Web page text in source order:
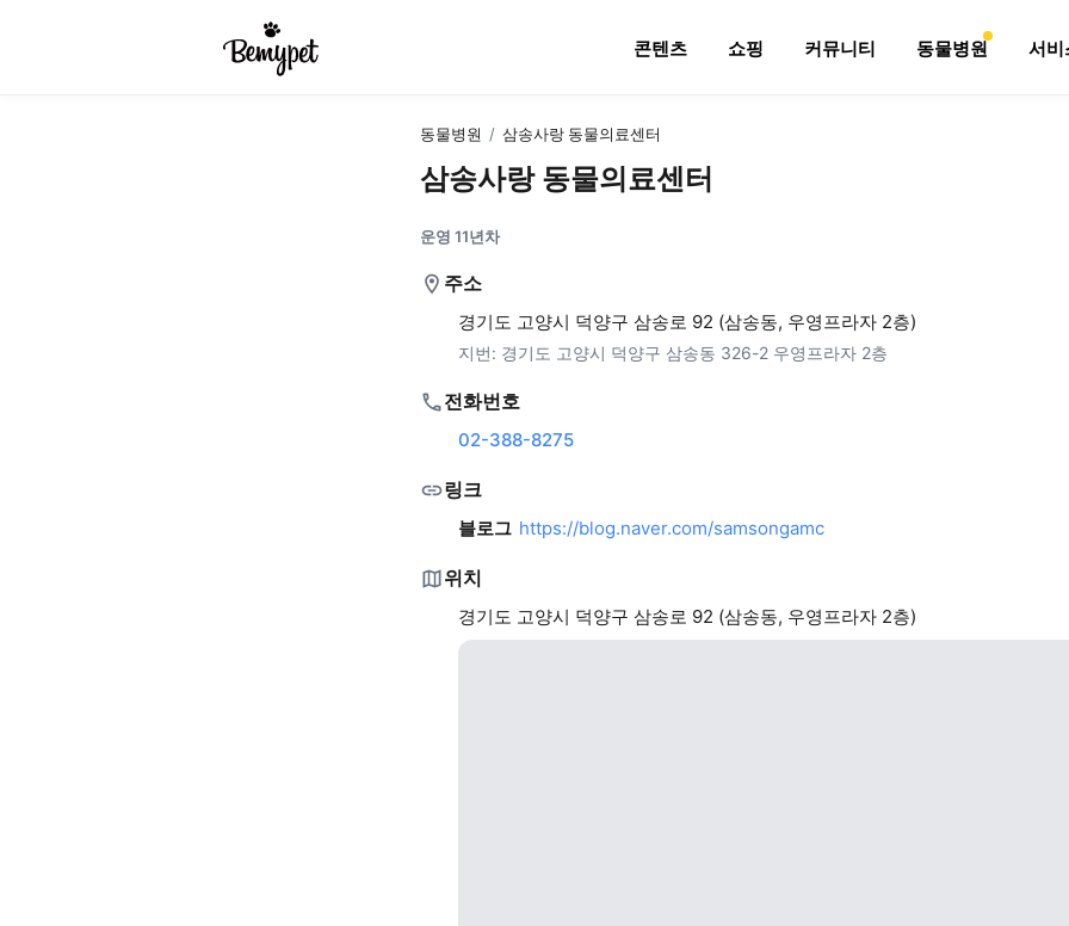
콘텐츠 쇼핑 커뮤니티 동물병원 서비
동물병원 / 삼송사랑 동물의료센터
삼송사랑 동물의료센터
운영 11년차
주소
경기도 고양시 덕양구 삼송로 92 (삼송동, 우영프라자 2층)
지번: 경기도 고양시 덕양구 삼송동 326-2 우영프라자 2층
전화번호
02-388-8275
링크
블로그 https://blog.naver.com/samsongamc
위치
경기도 고양시 덕양구 삼송로 92 (삼송동, 우영프라자 2층)